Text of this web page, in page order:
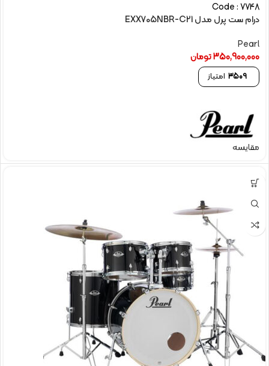
Code : 7748
درام ست پرل مدل EXX705NBR-C21
Pearl
350,900,000تومان
3509 امتیاز
مقایسه